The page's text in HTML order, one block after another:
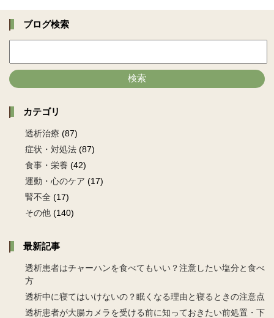
ブログ検索
検索
カテゴリ
透析治療 (87)
症状・対処法 (87)
食事・栄養 (42)
運動・心のケア (17)
腎不全 (17)
その他 (140)
最新記事
透析患者はチャーハンを食べてもいい？注意したい塩分と食べ
方
透析中に寝てはいけないの？眠くなる理由と寝るときの注意点
透析患者が大腸カメラを受ける前に知っておきたい前処置・下